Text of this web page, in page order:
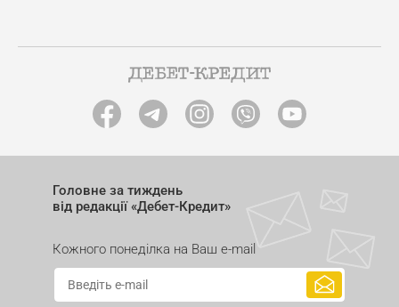
Головне за тиждень
від редакції «Дебет-Кредит»
Кожного понеділка на Ваш e-mail